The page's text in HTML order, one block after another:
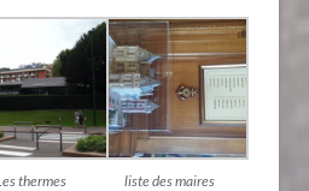
thermes
liste des maires